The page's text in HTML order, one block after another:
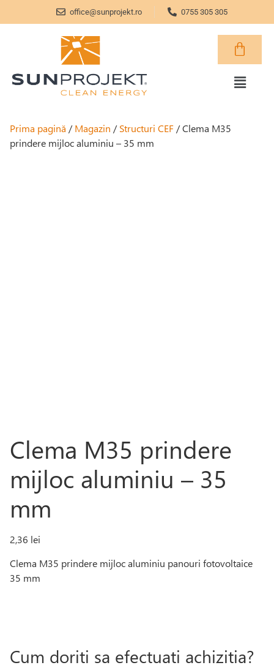
office@sunprojekt.ro 0755 305 305
Prima pagină /Magazin /Structuri CEF/ Clema M35
prindere mijloc aluminiu – 35 mm
Clema M35 prindere
mijloc aluminiu – 35
mm
2,36 lei
Clema M35 prindere mijloc aluminiu panouri fotovoltaice
35 mm
Cum doriti sa efectuati achizitia?